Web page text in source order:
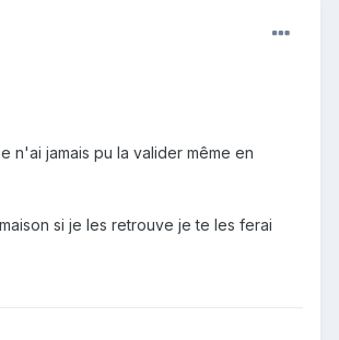
n'ai jamais pu la valider même en
si je les retrouve je te les ferai